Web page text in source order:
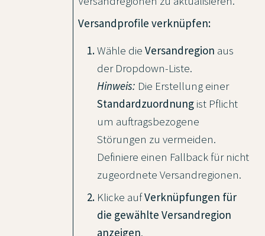
Versandprofile verknüpfen:
Wähle die Versandregion aus
der Dropdown-Liste.
Hinweis: Die Erstellung einer
Standardzuordnung ist Pflicht
um auftragsbezogene
Störungen zu vermeiden.
Definiere einen Fallback für nicht
zugeordnete Versandregionen.
Klicke aufVerknüpfungen für
die gewählte Versandregion
anzeigen.